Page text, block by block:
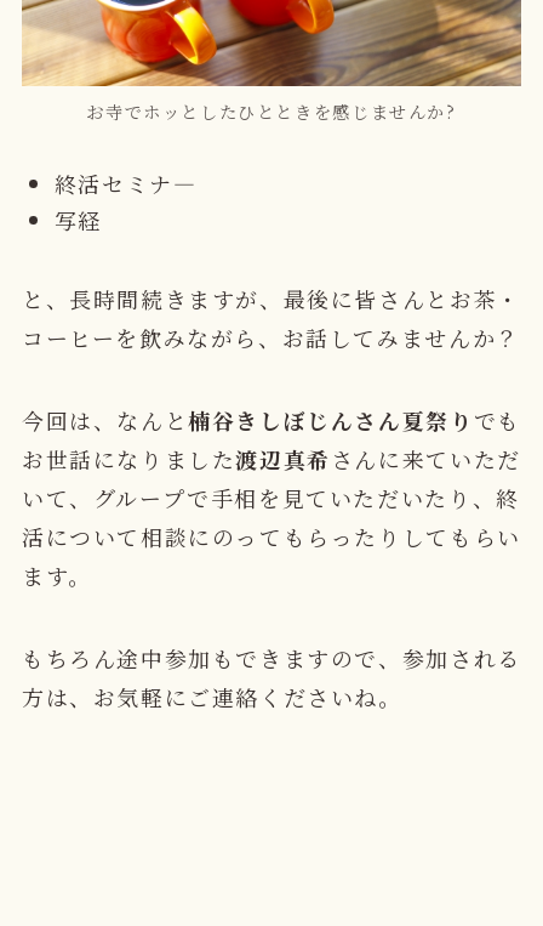
お寺でホッとしたひとときを感じませんか?
終活セミナ―
写経
と、長時間続きますが、最後に皆さんとお茶・
コーヒーを飲みながら、お話してみませんか？
今回は、なんと楠谷きしぼじんさん夏祭り でも
お世話になりました渡辺真希 さんに来ていただ
いて、グループで手相を見ていただいたり、終
活について相談にのってもらったりしてもらい
ます。
もちろん途中参加もできますので、参加される
方は、お気軽にご連絡くださいね。